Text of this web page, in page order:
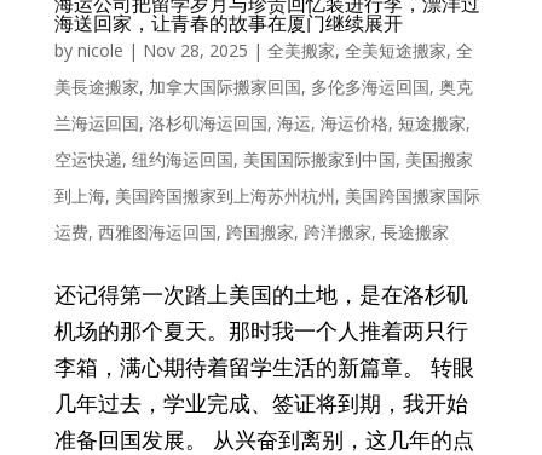
海送回家，让青春的故事在厦门继续展开
by nicole | Nov 28, 2025 | 全美搬家, 全美短途搬家, 全
美長途搬家, 加拿大国际搬家回国, 多伦多海运回国, 奥克
兰海运回国, 洛杉矶海运回国, 海运, 海运价格, 短途搬家,
空运快递, 纽约海运回国, 美国国际搬家到中国, 美国搬家
到上海, 美国跨国搬家到上海苏州杭州, 美国跨国搬家国际
运费, 西雅图海运回国, 跨国搬家, 跨洋搬家, 長途搬家
还记得第一次踏上美国的土地，是在洛杉矶
机场的那个夏天。那时我一个人推着两只行
李箱，满心期待着留学生活的新篇章。 转眼
几年过去，学业完成、签证将到期，我开始
准备回国发展。 从兴奋到离别，这几年的点